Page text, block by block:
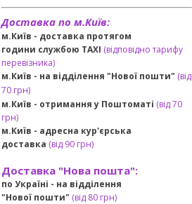
Доставка по м.Київ:
м.Київ - доставка протягом
години службою TAXI (відповідно тарифу
перевізника)
м.Київ - на відділення "Нової пошти" (від
70 грн)
м.Київ - отримання у Поштоматі (від 70
грн)
м.Київ - адресна кур'єрська
доставка (від90 грн)
Доставка "Нова пошта":
по Україні - на відділення
"Нової пошти" (від 80 грн)